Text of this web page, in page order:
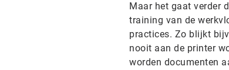
Maar het gaat verder
training van de
practices. Zo blijkt
nooit aan de printer
worden documenten